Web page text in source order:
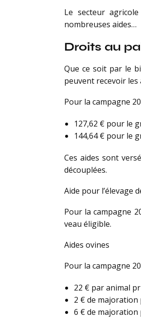
Le secteur
nombreuses aides…
Droits au
Que ce soit par le
peuvent recevoir
Pour la campagne
127,62 € pour le
144,64 € pour le
Ces aides sont
découplées.
Aide pour l’élevage
Pour la campagne
veau éligible.
Aides ovines
Pour la campagne
22 € par animal
2 € de
6 € de majoration